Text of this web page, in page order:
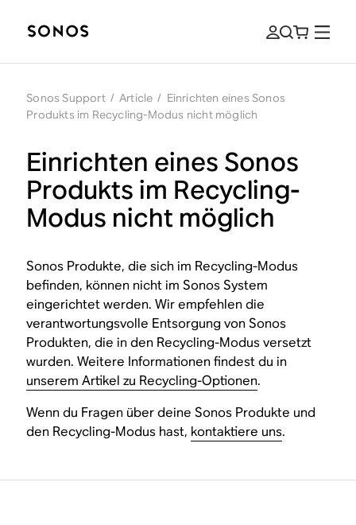
Sonos Support / Article / Einrichten eines Sonos
Produkts im Recycling-Modus nicht möglich
Einrichten eines Sonos
Produkts im Recycling-
Modus nicht möglich
Sonos Produkte, die sich im Recycling-Modus
befinden, können nicht im Sonos System
eingerichtet werden. Wir empfehlen die
verantwortungsvolle Entsorgung von Sonos
Produkten, die in den Recycling-Modus versetzt
wurden. Weitere Informationen findest du in
unserem Artikel zu Recycling-Optionen.
Wenn du Fragen über deine Sonos Produkte und
den Recycling-Modus hast, kontaktiere uns.